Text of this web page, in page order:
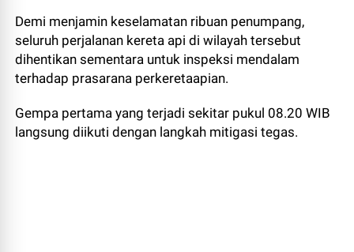
Demi menjamin keselamatan ribuan penumpang,
seluruh perjalanan kereta api di wilayah tersebut
dihentikan sementara untuk inspeksi mendalam
terhadap prasarana perkeretaapian.
Gempa pertama yang terjadi sekitar pukul 08.20 WIB
langsung diikuti dengan langkah mitigasi tegas.